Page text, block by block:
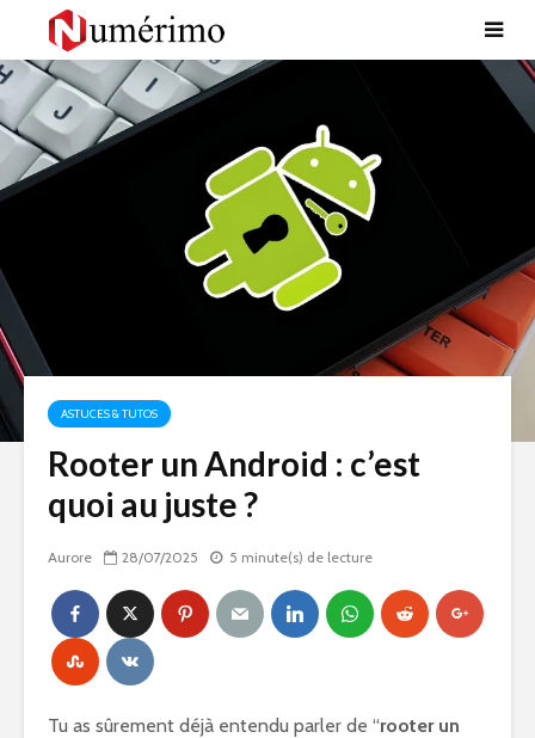
ASTUCES & TUTOS
Rooter un Android : c’est
quoi au juste ?
Aurore 28/07/2025 5 minute(s) de lecture
Tu as sûrement déjà entendu parler de “rooter un